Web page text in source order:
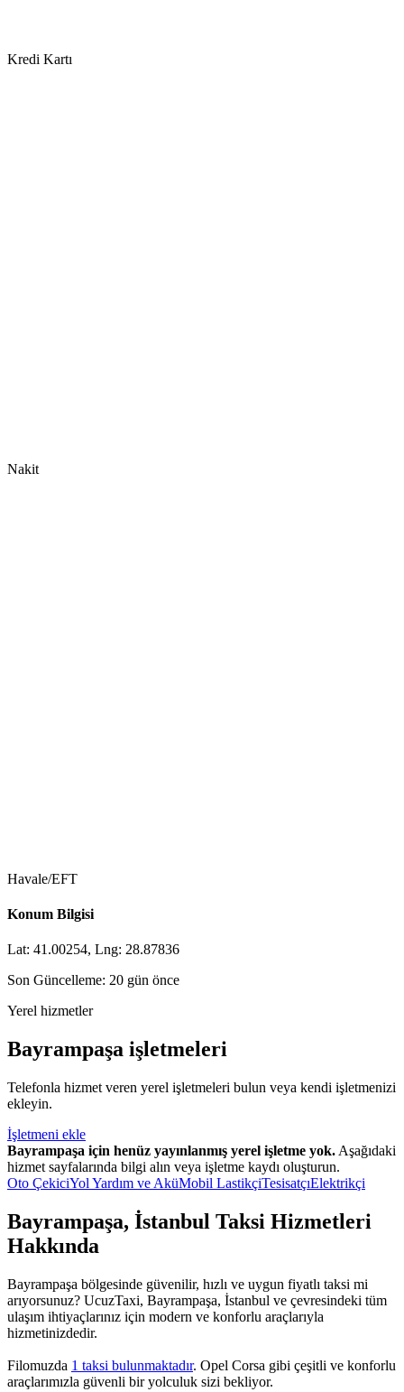
Kredi Kartı
Nakit
Havale/EFT
Konum Bilgisi
Lat: 41.00254, Lng: 28.87836
Son Güncelleme: 20 gün önce
Yerel hizmetler
Bayrampaşa işletmeleri
Telefonla hizmet veren yerel işletmeleri bulun veya kendi işletmenizi
ekleyin.
İşletmeni ekle
Bayrampaşa için henüz yayınlanmış yerel işletme yok. Aşağıdaki
hizmet sayfalarında bilgi alın veya işletme kaydı oluşturun.
Oto ÇekiciYol Yardım ve AküMobil LastikçiTesisatçıElektrikçi
Bayrampaşa, İstanbul Taksi Hizmetleri
Hakkında
Bayrampaşa bölgesinde güvenilir, hızlı ve uygun fiyatlı taksi mi
arıyorsunuz? UcuzTaxi, Bayrampaşa, İstanbul ve çevresindeki tüm
ulaşım ihtiyaçlarınız için modern ve konforlu araçlarıyla
hizmetinizdedir.
Filomuzda 1 taksi bulunmaktadır. Opel Corsa gibi çeşitli ve konforlu
araçlarımızla güvenli bir yolculuk sizi bekliyor.